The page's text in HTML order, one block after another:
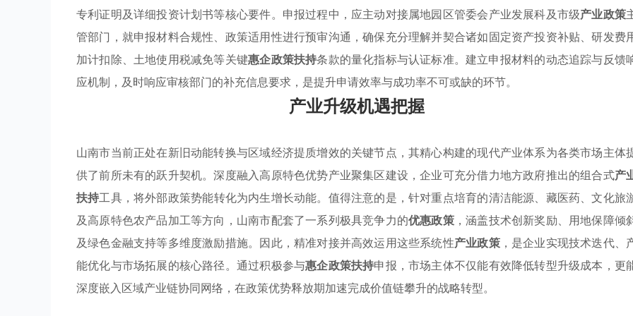
专利证明及详细投资计划书等核心要件。申报过程中，应主动对接属地园区管委会产业发展科及市级产业政策
管部门，就申报材料合规性、政策适用性进行预审沟通，确保充分理解并契合诸如固定资产投资补贴、研发费
加计扣除、土地使用税减免等关键惠企政策扶持条款的量化指标与认证标准。建立申报材料的动态追踪与反馈
应机制，及时响应审核部门的补充信息要求，是提升申请效率与成功率不可或缺的环节。
产业升级机遇把握
山南市当前正处在新旧动能转换与区域经济提质增效的关键节点，其精心构建的现代产业体系为各类市场主体
供了前所未有的跃升契机。深度融入高原特色优势产业聚集区建设，企业可充分借力地方政府推出的组合式产
扶持工具，将外部政策势能转化为内生增长动能。值得注意的是，针对重点培育的清洁能源、藏医药、文化旅
及高原特色农产品加工等方向，山南市配套了一系列极具竞争力的优惠政策，涵盖技术创新奖励、用地保障倾
及绿色金融支持等多维度激励措施。因此，精准对接并高效运用这些系统性产业政策，是企业实现技术迭代、
能优化与市场拓展的核心路径。通过积极参与惠企政策扶持申报，市场主体不仅能有效降低转型升级成本，更
深度嵌入区域产业链协同网络，在政策优势释放期加速完成价值链攀升的战略转型。